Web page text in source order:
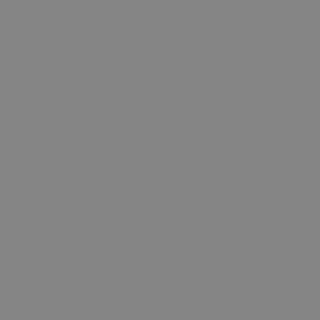
tudja
Felhívjuk
lesznek